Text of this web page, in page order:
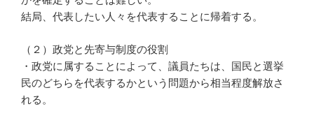
結局、代表したい人々を代表することに帰着する。
（２）政党と先寄与制度の役割
・政党に属することによって、議員たちは、国民と選挙
民のどちらを代表するかという問題から相当程度解放さ
れる。